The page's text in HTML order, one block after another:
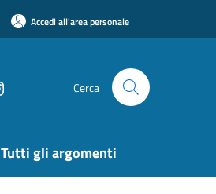
Accedi all'area personale
Cerca
Tutti gli argomenti